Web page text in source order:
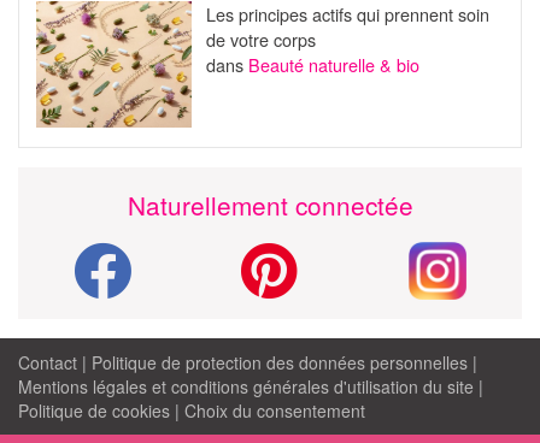
Les principes actifs qui prennent soin
de votre corps
dans Beauté naturelle & bio
Naturellement connectée
Contact | Politique de protection des données personnelles |
Mentions légales et conditions générales d'utilisation du site |
Politique de cookies | Choix du consentement